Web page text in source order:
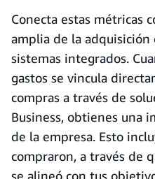
Conecta estas métricas
amplia de la
sistemas integrados.
gastos se vincula
compras a través de
Business, obtienes una
de la empresa. Esto
compraron, a través de
se alineó con tus